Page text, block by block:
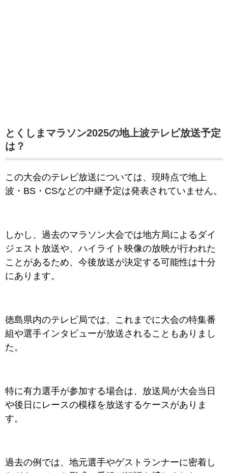
とくしまマラソン2025の地上波テレビ放送予定
は？
この大会のテレビ放送については、現時点で地上
波・BS・CSなどの中継予定は発表されていません。
しかし、過去のマラソン大会では地方局によるダイ
ジェスト放送や、ハイライト映像の放映が行われた
ことがあるため、今後放送が決定する可能性は十分
にあります。
徳島県内のテレビ局では、これまでに大会の特集番
組や選手インタビューが放送されることもありまし
た。
特に有力選手が参加する場合は、放送局が大会当日
や後日にレースの模様を放送するケースがありま
す。
過去の例では、地元選手やゲストランナーに密着し